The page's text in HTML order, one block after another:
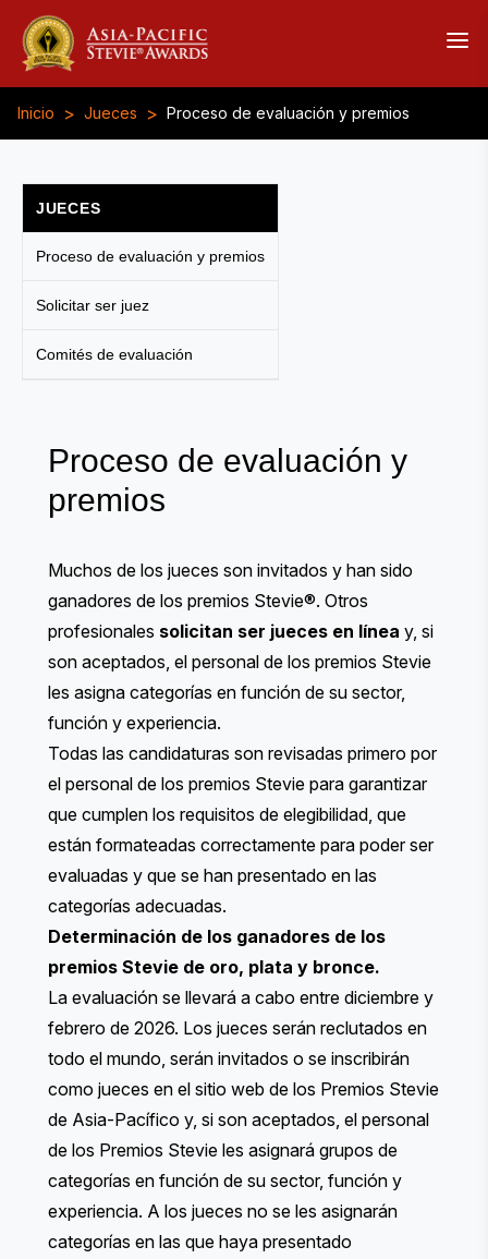
Inicio > Jueces > Proceso de evaluación y premios
JUECES
Proceso de evaluación y premios
Solicitar ser juez
Comités de evaluación
Proceso de evaluación y
premios
Muchos de los jueces son invitados y han sido
ganadores de los premios Stevie®. Otros
profesionales solicitan ser jueces en línea y, si
son aceptados, el personal de los premios Stevie
les asigna categorías en función de su sector,
función y experiencia.
Todas las candidaturas son revisadas primero por
el personal de los premios Stevie para garantizar
que cumplen los requisitos de elegibilidad, que
están formateadas correctamente para poder ser
evaluadas y que se han presentado en las
categorías adecuadas.
Determinación de los ganadores de los
premios Stevie de oro, plata y bronce.
La evaluación se llevará a cabo entre diciembre y
febrero de 2026. Los jueces serán reclutados en
todo el mundo, serán invitados o se inscribirán
como jueces en el sitio web de los Premios Stevie
de Asia-Pacífico y, si son aceptados, el personal
de los Premios Stevie les asignará grupos de
categorías en función de su sector, función y
experiencia. A los jueces no se les asignarán
categorías en las que haya presentado